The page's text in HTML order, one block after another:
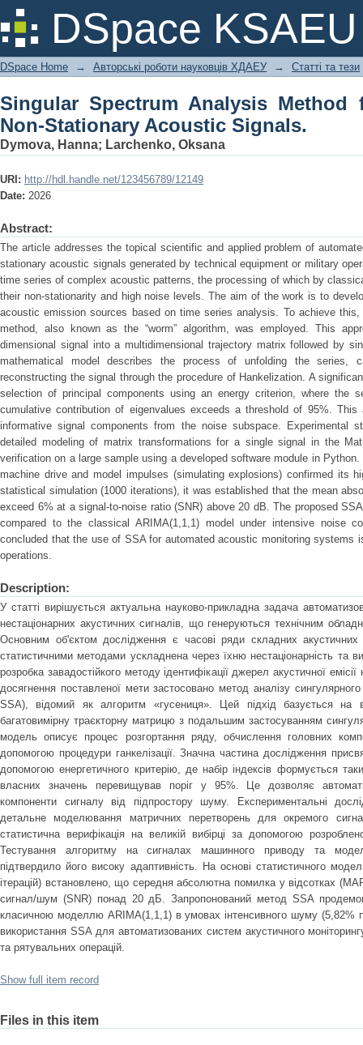
DSpace KSAEU
Singular Spectrum Analysis
Signals.
DSpace Home → Авторські роботи науковців ХДАЕУ → Статті та тези
Singular Spectrum Analysis
Non-Stationary Acoustic Signals.
Dymova, Hanna; Larchenko, Oksana
URI: http://hdl.handle.net/123456789/12149
Date: 2026
Abstract:
The article addresses the topical scientific and applied problem of
stationary acoustic signals generated by technical equipment or military
time series of complex acoustic patterns, the processing of which by
their non-stationarity and high noise levels. The aim of the work is to
acoustic emission sources based on time series analysis. To achieve
method, also known as the “worm” algorithm, was employed. This
dimensional signal into a multidimensional trajectory matrix followed by
mathematical model describes the process of unfolding the series,
reconstructing the signal through the procedure of Hankelization. A
selection of principal components using an energy criterion, where
cumulative contribution of eigenvalues exceeds a threshold of 95%.
informative signal components from the noise subspace. Experimental
detailed modeling of matrix transformations for a single signal in the
verification on a large sample using a developed software module in
machine drive and model impulses (simulating explosions) confirmed its
statistical simulation (1000 iterations), it was established that the mean
exceed 6% at a signal-to-noise ratio (SNR) above 20 dB. The proposed
compared to the classical ARIMA(1,1,1) model under intensive noise
concluded that the use of SSA for automated acoustic monitoring systems
operations.
Description:
У статті вирішується актуальна науково-прикладна задача
нестаціонарних акустичних сигналів, що генеруються технічним
Основним об'єктом дослідження є часові ряди складних акустичних
статистичними методами ускладнена через їхню нестаціонарність та
розробка завадостійкого методу ідентифікації джерел акустичної
досягнення поставленої мети застосовано метод аналізу
SSA), відомий як алгоритм «гусениця». Цей підхід базується на
багатовимірну траєкторну матрицю з подальшим застосуванням
модель описує процес розгортання ряду, обчислення головних
допомогою процедури ганкелізації. Значна частина дослідження
допомогою енергетичного критерію, де набір індексів формується
власних значень перевищував поріг у 95%. Це дозволяє
компоненти сигналу від підпростору шуму. Експериментальні
детальне моделювання матричних перетворень для окремого
статистична верифікація на великій вибірці за допомогою
Тестування алгоритму на сигналах машинного приводу та
підтвердило його високу адаптивність. На основі статистичного
ітерацій) встановлено, що середня абсолютна помилка у відсотках
сигнал/шум (SNR) понад 20 дБ. Запропонований метод SSA
класичною моделлю ARIMA(1,1,1) в умовах інтенсивного шуму (5,82%
використання SSA для автоматизованих систем акустичного
та рятувальних операцій.
Show full item record
Files in this item